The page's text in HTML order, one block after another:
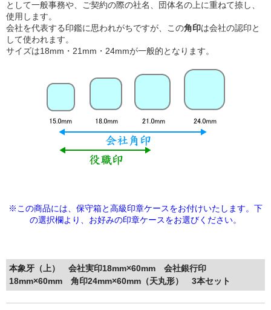
として一般事務や、ご契約の際の社名、団体名の上に重ねて捺し、
使用します。
会社を代表する印鑑に思われがちですが、この角印は会社の認印と
して使われます。
サイズは18mm・21mm・24mmが一般的となります。
※この商品には、保守箱と高級印章ケースをお付けいたします。下
の選択欄より、 お好みの印章ケースをお選びください。
本象牙（上） 会社実印18mm×60mm 会社銀行印
18mm×60mm 角印24mm×60mm（天丸形） 3本セット